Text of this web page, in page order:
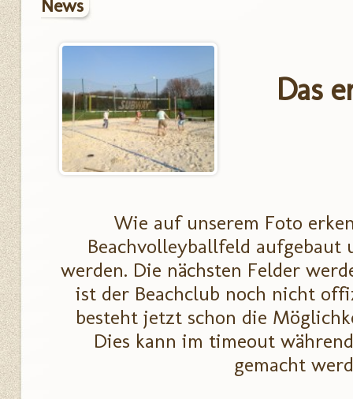
News
Das
Wie auf unserem Foto
Beachvolleyballfeld aufgebaut
werden. Die nächsten Felder
ist der Beachclub noch nicht
besteht jetzt schon die
Dies kann im timeout
gemacht